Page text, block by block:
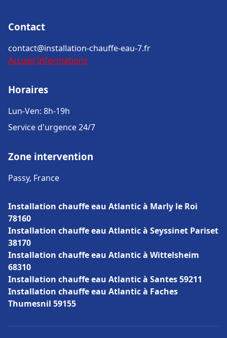
Contact
contact@installation-chauffe-eau-7.fr
Accueil Informations
Horaires
Lun-Ven: 8h-19h
Service d'urgence 24/7
Zone intervention
Passy, France
Installation chauffe eau Atlantic à Marly le Roi
78160
Installation chauffe eau Atlantic à Seyssinet Pariset
38170
Installation chauffe eau Atlantic à Wittelsheim
68310
Installation chauffe eau Atlantic à Santes 59211
Installation chauffe eau Atlantic à Faches
Thumesnil 59155